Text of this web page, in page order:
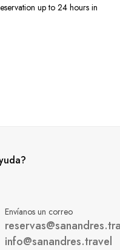
up to 24 hours in
Envíanos un correo
info@sanandres.travel